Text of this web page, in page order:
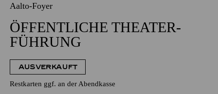
Aalto-Foyer
ÖFFENTLICHE THEATER­
FÜHRUNG
AUSVERKAUFT
Restkarten ggf. an der Abendkasse